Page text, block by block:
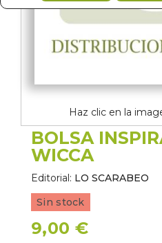
Haz clic en la
BOLSA
WICCA
Editorial: LO SCARABEO
Sin stock
9,00 €